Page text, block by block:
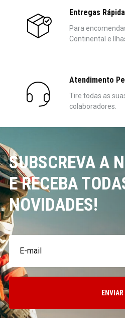
Entregas
Para
Continental e
Atendimento
Tire todas as
colaboradores.
SUBSCREVA A
E RECEBA
NOVIDADES!
ENVIAR